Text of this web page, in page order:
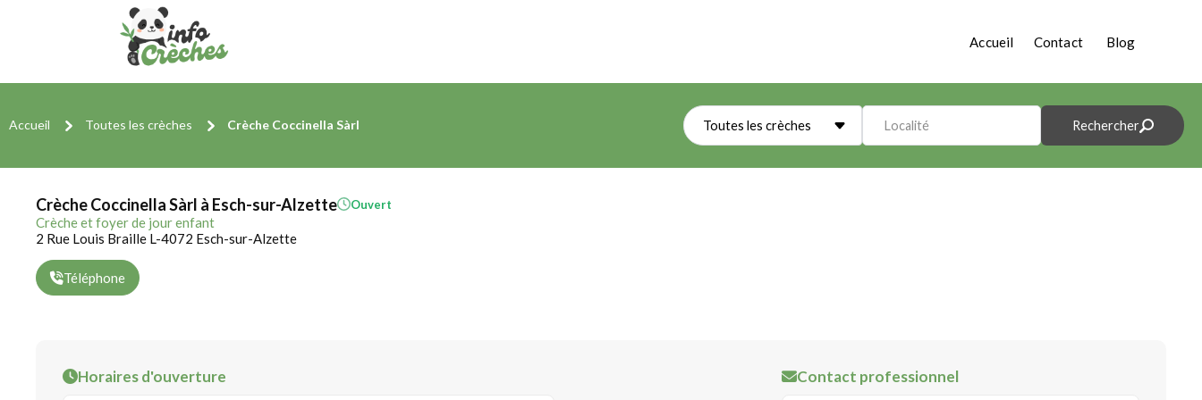
Accueil Contact Blog
Accueil Toutes les crèches Crèche Coccinella Sàrl Toutes les crèches Localité Rechercher
Crèche Coccinella Sàrl à Esch-sur-Alzette Ouvert
Crèche et foyer de jour enfant
2 Rue Louis Braille L-4072 Esch-sur-Alzette
Téléphone
Horaires d'ouverture Contact professionnel